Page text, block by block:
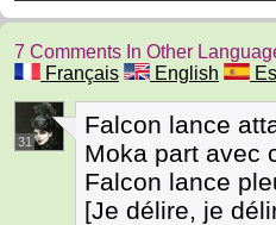
7 Comments In Other
Français
English
31
Falcon lance
Moka part avec
Falcon lance
[Je délire, je